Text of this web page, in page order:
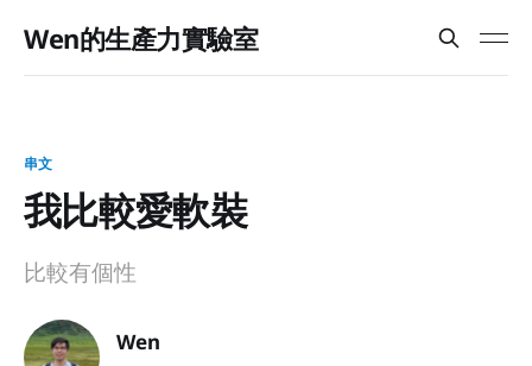
Wen的生產力實驗室
串文
我比較愛軟裝
比較有個性
Wen